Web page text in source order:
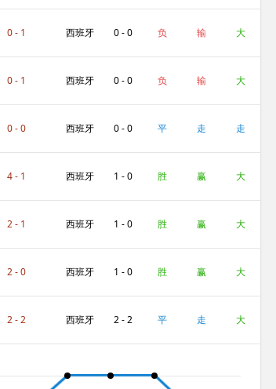
人
0 - 1 西班牙
人
0 - 0 负 输 大
0 - 1 西班牙
人
0 - 0 负 输 大
0 - 0 西班牙
人
0 - 0 平 走 走
4 - 1 西班牙
人
1 - 0 胜 赢 大
2 - 1 西班牙
人
1 - 0 胜 赢 大
2 - 0 西班牙
人
1 - 0 胜 赢 大
2 - 2 西班牙 2 - 2 平 走 大